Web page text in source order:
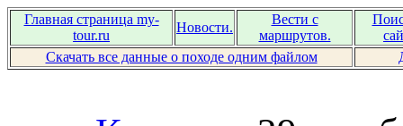
Главная страница my-
tour.ru
Новости.
Вести с
маршрутов.
Скачать все данные о походе одним файлом